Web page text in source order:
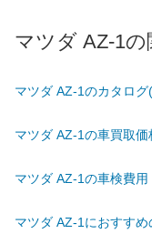
マツダ AZ-1の
マツダ AZ-1のカタロ
マツダ AZ-1の車買取
マツダ AZ-1の車検費用
マツダ AZ-1におすす